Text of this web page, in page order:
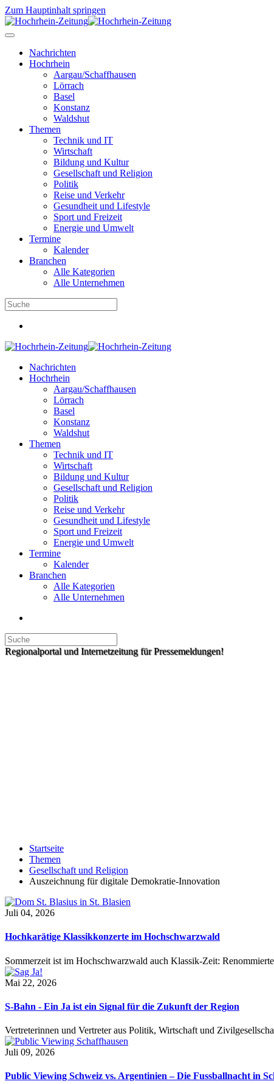
Zum Hauptinhalt springen
Nachrichten
Hochrhein
Aargau/Schaffhausen
Lörrach
Basel
Konstanz
Waldshut
Themen
Technik und IT
Wirtschaft
Bildung und Kultur
Gesellschaft und Religion
Politik
Reise und Verkehr
Gesundheit und Lifestyle
Sport und Freizeit
Energie und Umwelt
Termine
Kalender
Branchen
Alle Kategorien
Alle Unternehmen
Nachrichten
Hochrhein
Aargau/Schaffhausen
Lörrach
Basel
Konstanz
Waldshut
Themen
Technik und IT
Wirtschaft
Bildung und Kultur
Gesellschaft und Religion
Politik
Reise und Verkehr
Gesundheit und Lifestyle
Sport und Freizeit
Energie und Umwelt
Termine
Kalender
Branchen
Alle Kategorien
Alle Unternehmen
Regionalportal und Internetzeitung für Pressemeldungen!
Startseite
Themen
Gesellschaft und Religion
Auszeichnung für digitale Demokratie-Innovation
Juli 04, 2026
Hochkarätige Klassikkonzerte im Hochschwarzwald
Sommerzeit ist im Hochschwarzwald auch Klassik-Zeit:
Mai 22, 2026
S-Bahn - Ein Ja ist ein Signal für die Zukunft der Region
Vertreterinnen und Vertreter aus Politik, Wirtschaft und
Juli 09, 2026
Public Viewing Schweiz vs. Argentinien – Die Fussballnacht in